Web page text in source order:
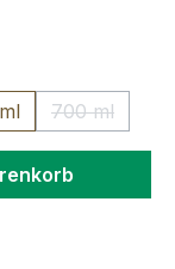
700 ml
(Diese